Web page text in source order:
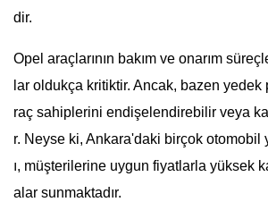
dir.
Opel araçlarının bakım ve onarım
lar oldukça kritiktir. Ancak, bazen yedek
raç sahiplerini endişelendirebilir veya
r. Neyse ki, Ankara'daki birçok otomobil
ı, müşterilerine uygun fiyatlarla yüksek
alar sunmaktadır.